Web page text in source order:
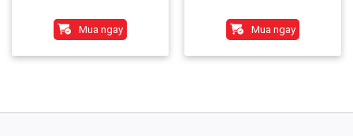
Mua ngay Mua ngay